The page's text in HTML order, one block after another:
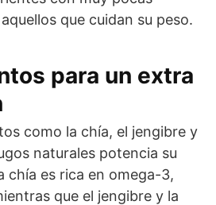
que cuidan su peso.
para un extra
como la chía, el jengibre y
naturales potencia su
chía es rica en omega-3,
que el jengibre y la